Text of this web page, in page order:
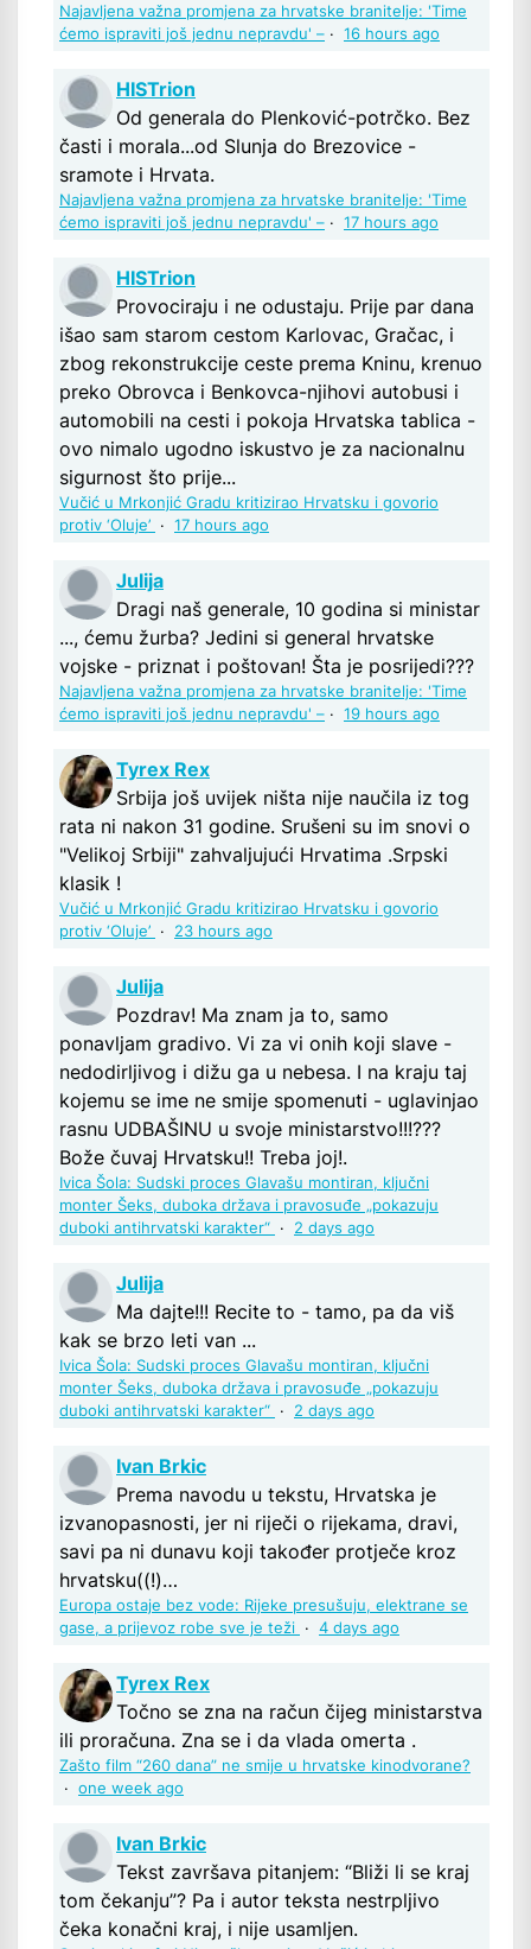
Najavljena važna promjena za hrvatske branitelje: 'Time
ćemo ispraviti još jednu nepravdu' – · 16 hours ago
HISTrion
Od generala do Plenković-potrčko. Bez
časti i morala...od Slunja do Brezovice -
sramote i Hrvata.
Najavljena važna promjena za hrvatske branitelje: 'Time
ćemo ispraviti još jednu nepravdu' – · 17 hours ago
HISTrion
Provociraju i ne odustaju. Prije par dana
išao sam starom cestom Karlovac, Gračac, i
zbog rekonstrukcije ceste prema Kninu, krenuo
preko Obrovca i Benkovca-njihovi autobusi i
automobili na cesti i pokoja Hrvatska tablica -
ovo nimalo ugodno iskustvo je za nacionalnu
sigurnost što prije...
Vučić u Mrkonjić Gradu kritizirao Hrvatsku i govorio
protiv ‘Oluje’ · 17 hours ago
Julija
Dragi naš generale, 10 godina si ministar
..., ćemu žurba? Jedini si general hrvatske
vojske - priznat i poštovan! Šta je posrijedi???
Najavljena važna promjena za hrvatske branitelje: 'Time
ćemo ispraviti još jednu nepravdu' – · 19 hours ago
Tyrex Rex
Srbija još uvijek ništa nije naučila iz tog
rata ni nakon 31 godine. Srušeni su im snovi o
"Velikoj Srbiji" zahvaljujući Hrvatima .Srpski
klasik !
Vučić u Mrkonjić Gradu kritizirao Hrvatsku i govorio
protiv ‘Oluje’ · 23 hours ago
Julija
Pozdrav! Ma znam ja to, samo
ponavljam gradivo. Vi za vi onih koji slave -
nedodirljivog i dižu ga u nebesa. I na kraju taj
kojemu se ime ne smije spomenuti - uglavinjao
rasnu UDBAŠINU u svoje ministarstvo!!!???
Bože čuvaj Hrvatsku!! Treba joj!.
Ivica Šola: Sudski proces Glavašu montiran, ključni
monter Šeks, duboka država i pravosuđe „pokazuju
duboki antihrvatski karakter“ · 2 days ago
Julija
Ma dajte!!! Recite to - tamo, pa da viš
kak se brzo leti van ...
Ivica Šola: Sudski proces Glavašu montiran, ključni
monter Šeks, duboka država i pravosuđe „pokazuju
duboki antihrvatski karakter“ · 2 days ago
Ivan Brkic
Prema navodu u tekstu, Hrvatska je
izvanopasnosti, jer ni riječi o rijekama, dravi,
savi pa ni dunavu koji također protječe kroz
hrvatsku((!)…
Europa ostaje bez vode: Rijeke presušuju, elektrane se
gase, a prijevoz robe sve je teži · 4 days ago
Tyrex Rex
Točno se zna na račun čijeg ministarstva
ili proračuna. Zna se i da vlada omerta .
Zašto film “260 dana” ne smije u hrvatske kinodvorane?
· one week ago
Ivan Brkic
Tekst završava pitanjem: “Bliži li se kraj
tom čekanju”? Pa i autor teksta nestrpljivo
čeka konačni kraj, i nije usamljen.